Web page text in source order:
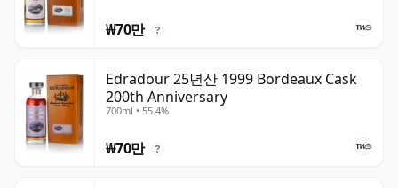
₩70만 ?
Edradour 25년산 1999 Bordeaux Cask
200th Anniversary
700ml • 55.4%
₩70만 ?